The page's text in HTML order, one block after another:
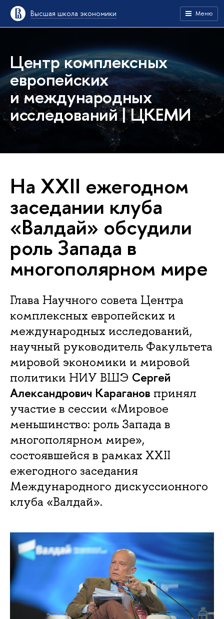
Высшая школа экономики Меню
Центр комплексных
европейских
и международных
исследований | ЦКЕМИ
На XXII ежегодном
заседании клуба
«Валдай» обсудили
роль Запада в
многополярном мире
Глава Научного совета Центра
комплексных европейских и
международных исследований,
научный руководитель Факультета
мировой экономики и мировой
политики НИУ ВШЭ Сергей
Александрович Караганов принял
участие в сессии «Мировое
меньшинство: роль Запада в
многополярном мире»,
состоявшейся в рамках XXII
ежегодного заседания
Международного дискуссионного
клуба «Валдай».